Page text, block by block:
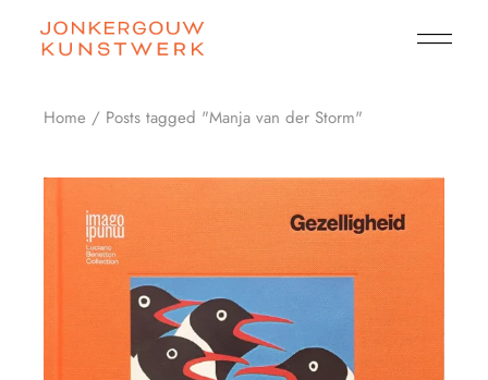
content
Home Posts tagged "Manja van der Storm"